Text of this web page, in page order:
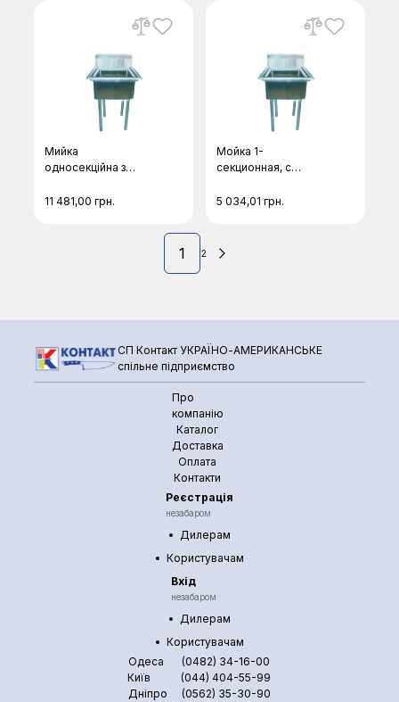
Мийка
односекційна з
11 481,00грн.
Мойка 1-
секционная, с
полкой,глубокая-
5 034,01грн.
1 2
СП Контакт УКРАЇНО-АМЕРИКАНСЬКЕ
спільне підприємство
Про
компанію
Каталог
Доставка
Оплата
Контакти
Реєстрація
незабаром
Дилерам
Користувачам
Вхід
незабаром
Дилерам
Користувачам
Одеса
(0482) 34-16-00
Київ
(044) 404-55-99
Дніпро
(0562) 35-30-90